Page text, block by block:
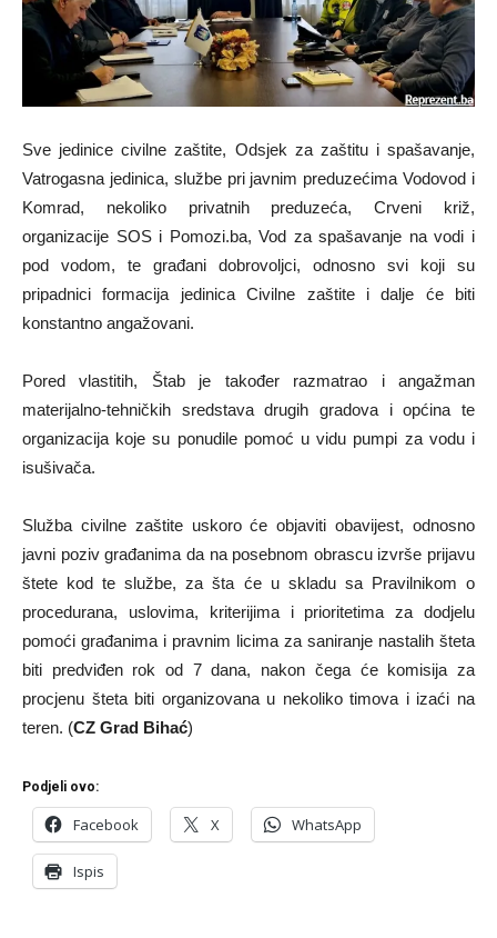
Sve jedinice civilne zaštite, Odsjek za zaštitu i spašavanje,
Vatrogasna jedinica, službe pri javnim preduzećima Vodovod i
Komrad, nekoliko privatnih preduzeća, Crveni križ,
organizacije SOS i Pomozi.ba, Vod za spašavanje na vodi i
pod vodom, te građani dobrovoljci, odnosno svi koji su
pripadnici formacija jedinica Civilne zaštite i dalje će biti
konstantno angažovani.
Pored vlastitih, Štab je također razmatrao i angažman
materijalno-tehničkih sredstava drugih gradova i općina te
organizacija koje su ponudile pomoć u vidu pumpi za vodu i
isušivača.
Služba civilne zaštite uskoro će objaviti obavijest, odnosno
javni poziv građanima da na posebnom obrascu izvrše prijavu
štete kod te službe, za šta će u skladu sa Pravilnikom o
procedurana, uslovima, kriterijima i prioritetima za dodjelu
pomoći građanima i pravnim licima za saniranje nastalih šteta
biti predviđen rok od 7 dana, nakon čega će komisija za
procjenu šteta biti organizovana u nekoliko timova i izaći na
teren. (CZ Grad Bihać)
Podjeli ovo:
Facebook X WhatsApp
Ispis